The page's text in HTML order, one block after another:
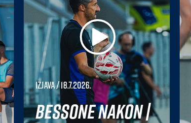
Izjava/ 18.7.2026.
Bessone nakon |